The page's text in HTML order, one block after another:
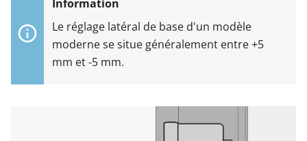
Le réglage latéral de base d'un modèle
moderne se situe généralement entre +5
mm et -5 mm.